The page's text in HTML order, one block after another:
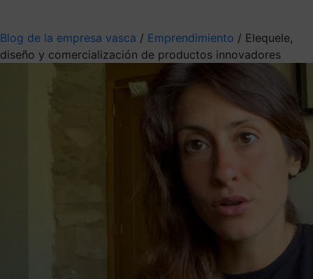
Blog de la empresa vasca / Emprendimiento / Elequele,
diseño y comercialización de productos innovadores